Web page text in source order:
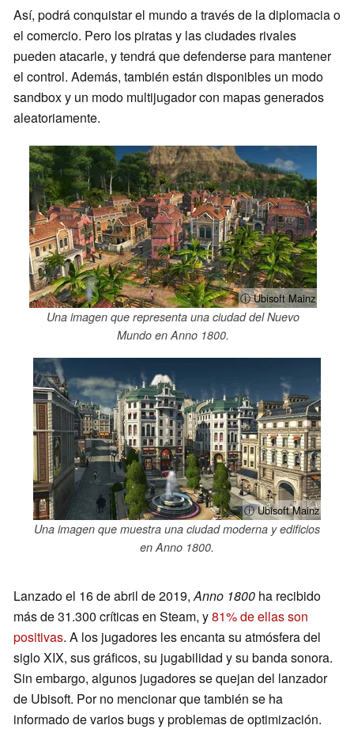
Así, podrá conquistar el mundo a través de la diplomacia o
el comercio. Pero los piratas y las ciudades rivales
pueden atacarle, y tendrá que defenderse para mantener
el control. Además, también están disponibles un modo
sandbox y un modo multijugador con mapas generados
aleatoriamente.
ⓘ Ubisoft Mainz
Una imagen que representa una ciudad del Nuevo
Mundo en Anno 1800.
ⓘ Ubisoft Mainz
Una imagen que muestra una ciudad moderna y edificios
en Anno 1800.
Lanzado el 16 de abril de 2019,Anno 1800 ha recibido
más de 31.300 críticas en Steam, y81% de ellas son
positivas. A los jugadores les encanta su atmósfera del
siglo XIX, sus gráficos, su jugabilidad y su banda sonora.
Sin embargo, algunos jugadores se quejan del lanzador
de Ubisoft. Por no mencionar que también se ha
informado de varios bugs y problemas de optimización.